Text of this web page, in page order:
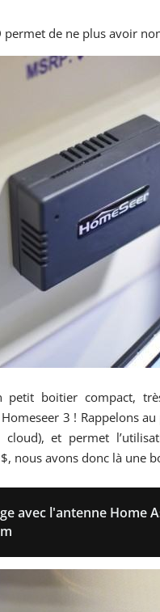
permet de ne plus avoir
petit boitier compact,
3 ! Rappelons
et permet
nous avons donc là une
avec l'antenne Home